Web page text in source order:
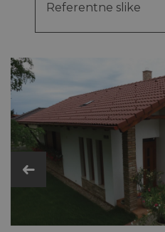
Referentne slike
Fazonski elementi
Dodatni plastični i
Tehničke podatke
slike